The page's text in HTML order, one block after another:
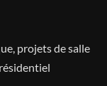
projets de salle